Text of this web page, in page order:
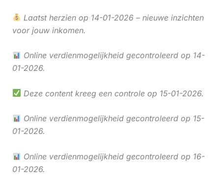
Laatst herzien op 14-01-2026 – nieuwe inzichten
voor jouw inkomen.
Online verdienmogelijkheid gecontroleerd op 14-
01-2026.
Deze content kreeg een controle op 15-01-2026.
Online verdienmogelijkheid gecontroleerd op 15-
01-2026.
Online verdienmogelijkheid gecontroleerd op 16-
01-2026.